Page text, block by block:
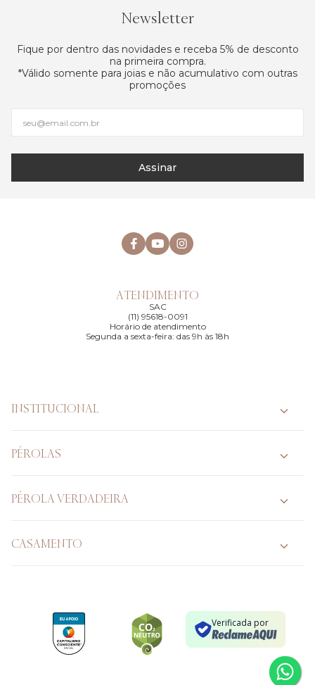
Newsletter
Fique por dentro das novidades e receba 5% de desconto
na primeira compra.
*Válido somente para joias e não acumulativo com outras
promoções
Assinar
ATENDIMENTO
SAC
(11) 95618-0091
Horário de atendimento
Segunda a sexta-feira: das 9h às 18h
INSTITUCIONAL
PÉROLAS
PÉROLA VERDADEIRA
CASAMENTO
Verificada por